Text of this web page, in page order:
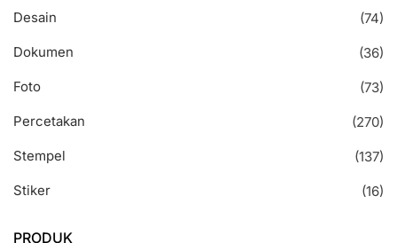
Desain
(74)
Dokumen
(36)
Foto
(73)
Percetakan
(270)
Stempel
(137)
Stiker
(16)
PRODUK